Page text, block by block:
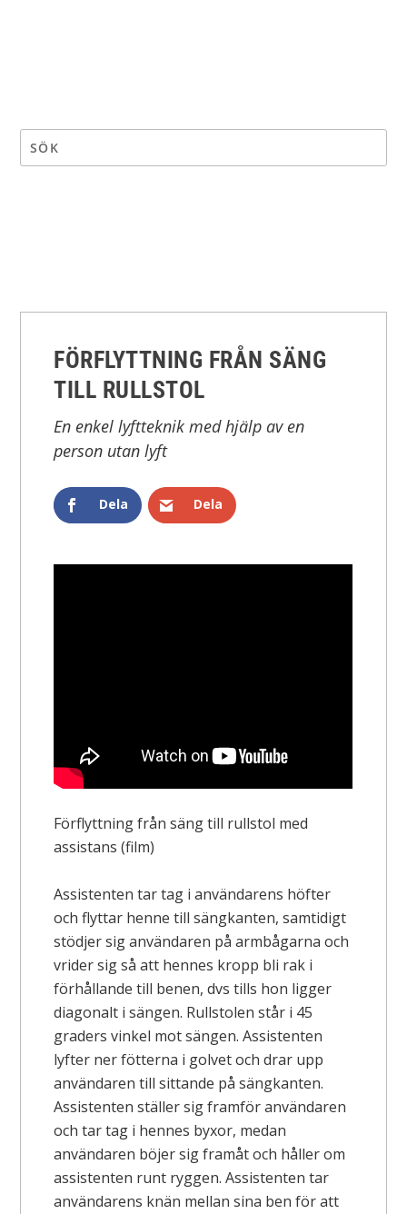
FÖRFLYTTNING FRÅN SÄNG
TILL RULLSTOL
En enkel lyftteknik med hjälp av en
person utan lyft
Dela Dela
Förflyttning från säng till rullstol med
assistans (film)
Assistenten tar tag i användarens höfter
och flyttar henne till sängkanten, samtidigt
stödjer sig användaren på armbågarna och
vrider sig så att hennes kropp bli rak i
förhållande till benen, dvs tills hon ligger
diagonalt i sängen. Rullstolen står i 45
graders vinkel mot sängen. Assistenten
lyfter ner fötterna i golvet och drar upp
användaren till sittande på sängkanten.
Assistenten ställer sig framför användaren
och tar tag i hennes byxor, medan
användaren böjer sig framåt och håller om
assistenten runt ryggen. Assistenten tar
användarens knän mellan sina ben för att